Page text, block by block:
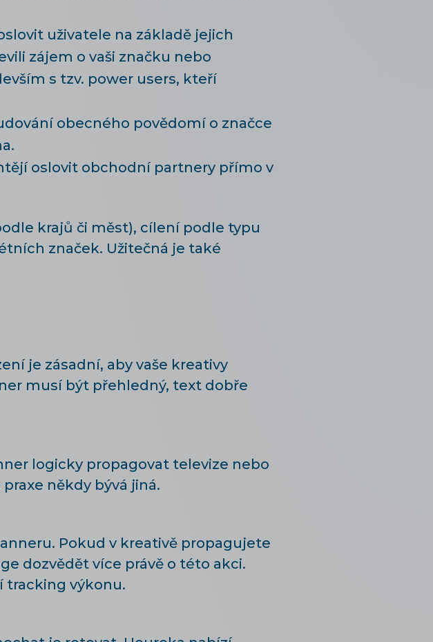
uživatele na základě jejich
zájem o vaši značku nebo
s tzv. power users, kteří
obecného povědomí o značce
oslovit obchodní partnery přímo v
krajů či měst), cílení podle typu
značek. Užitečná je také
je zásadní, aby vaše kreativy
musí být přehledný, text dobře
logicky propagovat televize nebo
někdy bývá jiná.
Pokud v kreativě propagujete
dozvědět více právě o této akci.
tracking výkonu.